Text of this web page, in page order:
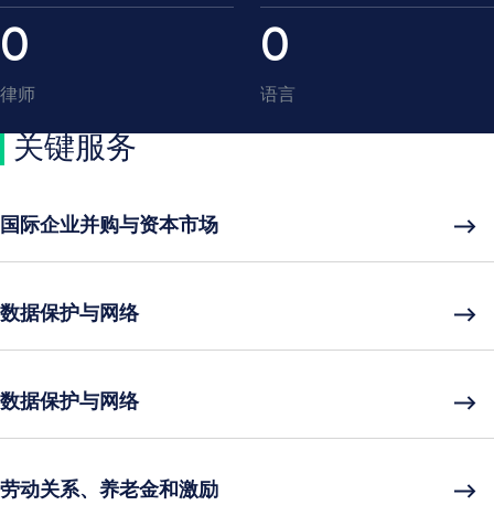
0
律师
0
语言
关键服务
国际企业并购与资本市场
数据保护与网络
数据保护与网络
劳动关系、养老金和激励